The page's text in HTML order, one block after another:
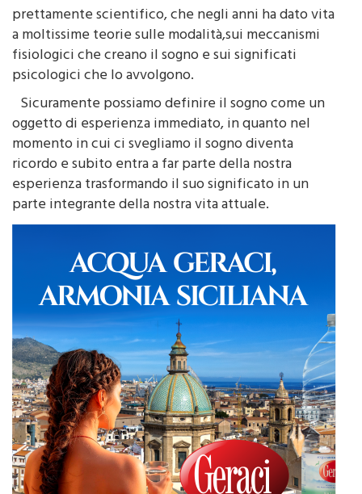
fine dell’ottocento con Freud un interesse
prettamente scientifico, che negli anni ha dato vita
a moltissime teorie sulle modalità,sui meccanismi
fisiologici che creano il sogno e sui significati
psicologici che lo avvolgono.
Sicuramente possiamo definire il sogno come un
oggetto di esperienza immediato, in quanto nel
momento in cui ci svegliamo il sogno diventa
ricordo e subito entra a far parte della nostra
esperienza trasformando il suo significato in un
parte integrante della nostra vita attuale.